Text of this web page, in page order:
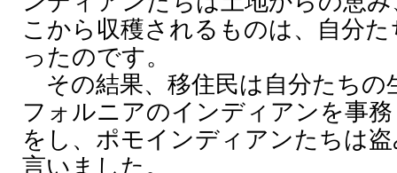
こから収穫されるものは、自分
ったのです。
その結果、移住民は自分たちの
フォルニアのインディアンを事
をし、ポモインディアンたちは
言いました。